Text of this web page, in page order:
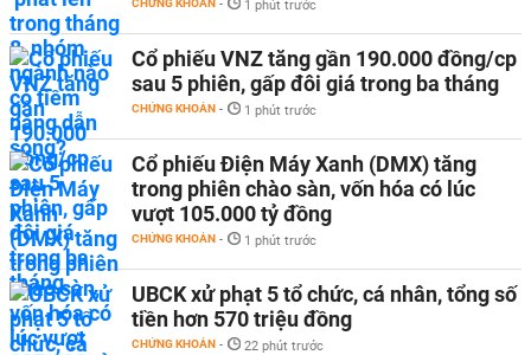
CHỨNG KHOÁN - 1 phút trước
Cổ phiếu VNZ tăng gần 190.000 đồng/cp
sau 5 phiên, gấp đôi giá trong ba tháng
CHỨNG KHOÁN - 1 phút trước
Cổ phiếu Điện Máy Xanh (DMX) tăng
trong phiên chào sàn, vốn hóa có lúc
vượt 105.000 tỷ đồng
CHỨNG KHOÁN - 1 phút trước
UBCK xử phạt 5 tổ chức, cá nhân, tổng số
tiền hơn 570 triệu đồng
CHỨNG KHOÁN - 22 phút trước